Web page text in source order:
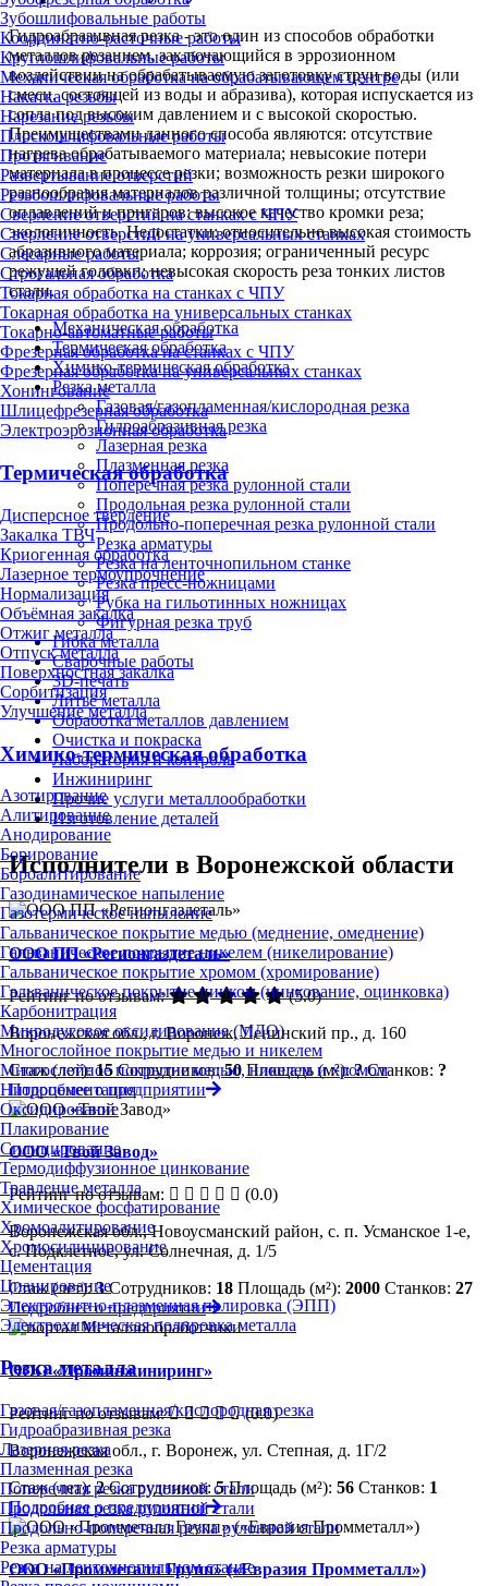
Зубошлифовальные работы
Координатно-расточные работы
Круглошлифовальные работы
Механическая обработка на обрабатывающем центре
Накатка резьбы
Нарезание резьбы
Плоскошлифовальные работы
Протягивание
Развертывание отверстий
Резьбошлифовальные работы
Сверление отверстий на станках с ЧПУ
Сверление отверстий на универсальных станках
Слесарные работы
Строгальная обработка
Токарная обработка на станках с ЧПУ
Токарная обработка на универсальных станках
Токарно-автоматные работы
Фрезерная обработка на станках с ЧПУ
Фрезерная обработка на универсальных станках
Хонингование
Шлицефрезерная обработка
Электроэрозионная обработка
Термическая обработка
Дисперсное твердение
Закалка ТВЧ
Криогенная обработка
Лазерное термоупрочнение
Нормализация
Объёмная закалка
Отжиг металла
Отпуск металла
Поверхностная закалка
Сорбитизация
Улучшение металла
Химико-термическая обработка
Азотирование
Алитирование
Анодирование
Борирование
Бороалитирование
Газодинамическое напыление
Газотермическое напыление
Гальваническое покрытие медью (меднение, омеднение)
Гальваническое покрытие никелем (никелирование)
Гальваническое покрытие хромом (хромирование)
Гальваническое покрытие цинком (цинкование, оцинковка)
Карбонитрация
Микродуговое оксидирование (МДО)
Многослойное покрытие медью и никелем
Многослойное покрытие медью, никелем и хромом
Нитроцементация
Оксидирование
Плакирование
Силицирование
Термодиффузионное цинкование
Травление металла
Химическое фосфатирование
Хромоалитирование
Хромосилицирование
Цементация
Цианирование
Электролитно-плазменная полировка (ЭПП)
Электрохимическая полировка металла
Резка металла
Газовая/газопламенная/кислородная резка
Гидроабразивная резка
Лазерная резка
Плазменная резка
Поперечная резка рулонной стали
Продольная резка рулонной стали
Продольно-поперечная резка рулонной стали
Резка арматуры
Резка на ленточнопильном станке
Гидроабразивная резка - это один из способов обработки
металлов резанием, заключающийся в эррозионном
воздействии на обрабатываемую заготовку струи воды (или
смеси, состоящей из воды и абразива), которая испускается из
сопла под высоким давлением и с высокой скоростью.
Преимуществами данного способа являются: отсутствие
нагрева обрабатываемого материала; невысокие потери
материала в процессе резки; возможность резки широкого
разнообразия материалов различной толщины; отсутствие
оплавлений и пригаров; высокое качество кромки реза;
экологичность. Недостатки: относительно высокая стоимость
абразивного материала; коррозия; ограниченный ресурс
режущей головки; невысокая скорость реза тонких листов
стали.
Механическая обработка
Термическая обработка
Химико-термическая обработка
Резка металла
Газовая/газопламенная/кислородная резка
Гидроабразивная резка
Лазерная резка
Плазменная резка
Поперечная резка рулонной стали
Продольная резка рулонной стали
Продольно-поперечная резка рулонной стали
Резка арматуры
Резка на ленточнопильном станке
Резка пресс-ножницами
Рубка на гильотинных ножницах
Фигурная резка труб
Гибка металла
Сварочные работы
3D-печать
Литьё металла
Обработка металлов давлением
Очистка и покраска
Лаборатория и контроль
Инжиниринг
Прочие услуги металлообработки
Изготовление деталей
Исполнители в Воронежской области
ООО ПП «Регионгаздеталь»
Рейтинг по отзывам:
(5.0)
Воронежская обл., г. Воронеж, Ленинский пр., д. 160
Стаж (лет):15 Сотрудников:50 Площадь (м²):? Станков: ?
Подробнее о предприятии
ООО «Твой Завод»
Рейтинг по отзывам:
(0.0)
Воронежская обл., Новоусманский район, с. п. Усманское 1-е,
с. Подклетное, ул. Солнечная, д. 1/5
Стаж (лет):3 Сотрудников: 18 Площадь (м²): 2000 Станков: 27
Подробнее о предприятии
ООО «Проминжиниринг»
Рейтинг по отзывам:
(0.0)
Воронежская обл., г. Воронеж, ул. Степная, д. 1Г/2
Стаж (лет):2 Сотрудников:5 Площадь (м²): 56 Станков: 1
Подробнее о предприятии
ООО «Промметалл Групп» («Евразия Промметалл»)